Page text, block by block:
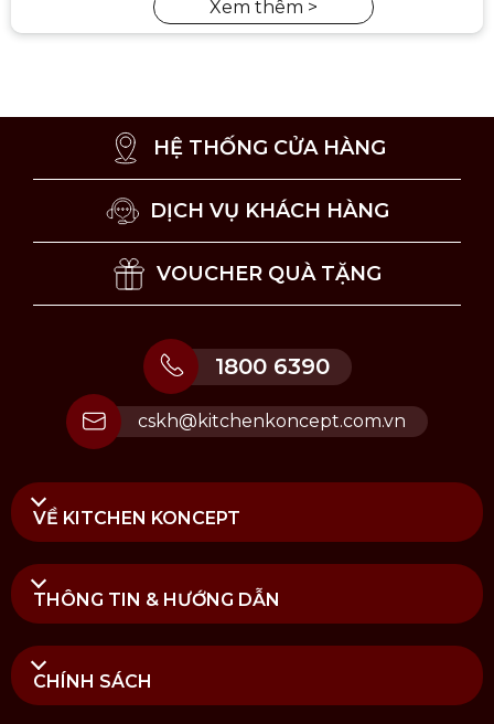
HỆ THỐNG CỬA HÀNG
DỊCH VỤ KHÁCH HÀNG
VOUCHER QUÀ TẶNG
1800 6390
cskh@kitchenkoncept.com.vn
VỀ KITCHEN KONCEPT
THÔNG TIN & HƯỚNG DẪN
CHÍNH SÁCH